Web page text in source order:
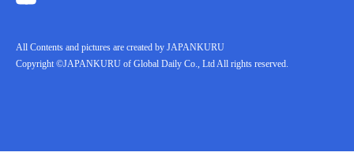
All Contents and pictures are created by JAPANKURU
Copyright ©JAPANKURU of Global Daily Co., Ltd All rights reserved.